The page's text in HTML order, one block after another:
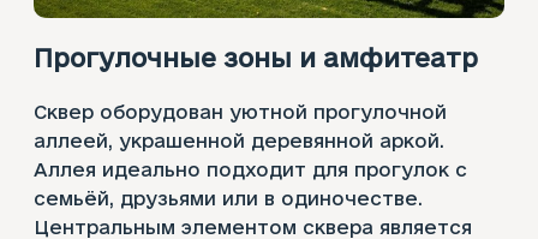
Прогулочные зоны и амфитеатр
Сквер оборудован уютной прогулочной
аллеей, украшенной деревянной аркой.
Аллея идеально подходит для прогулок с
семьёй, друзьями или в одиночестве.
Центральным элементом сквера является